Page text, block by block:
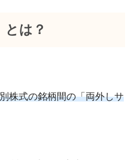
とは？
株式の銘柄間の「両外しサ